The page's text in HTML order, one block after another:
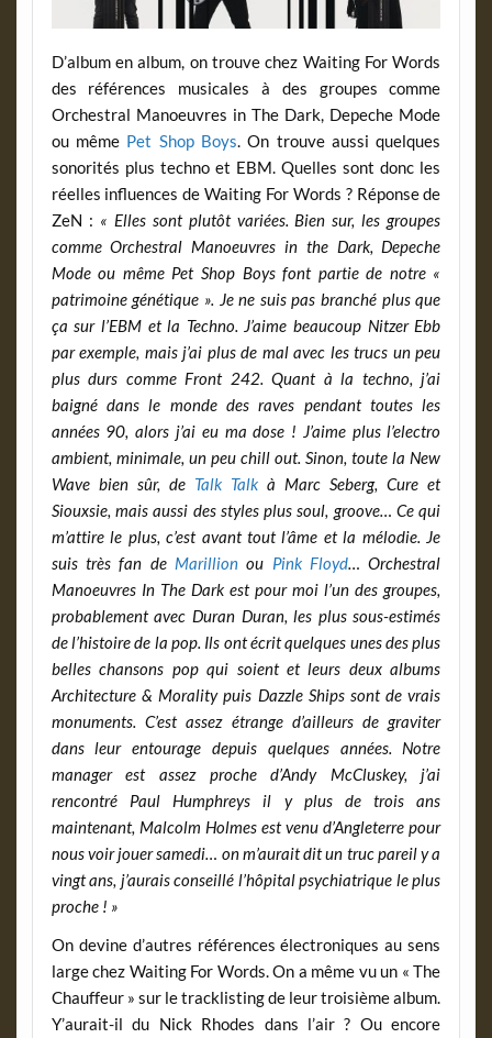
D’album en album, on trouve chez Waiting For Words
des références musicales à des groupes comme
Orchestral Manoeuvres in The Dark, Depeche Mode
ou même Pet Shop Boys . On trouve aussi quelques
sonorités plus techno et EBM. Quelles sont donc les
réelles influences de Waiting For Words ? Réponse de
ZeN : « Elles sont plutôt variées. Bien sur, les groupes
comme Orchestral Manoeuvres in the Dark, Depeche
Mode ou même Pet Shop Boys font partie de notre «
patrimoine génétique ». Je ne suis pas branché plus que
ça sur l’EBM et la Techno. J’aime beaucoup Nitzer Ebb
par exemple, mais j’ai plus de mal avec les trucs un peu
plus durs comme Front 242. Quant à la techno, j’ai
baigné dans le monde des raves pendant toutes les
années 90, alors j’ai eu ma dose ! J’aime plus l’electro
ambient, minimale, un peu chill out. Sinon, toute la New
Wave bien sûr, de Talk Talk à Marc Seberg, Cure et
Siouxsie, mais aussi des styles plus soul, groove… Ce qui
m’attire le plus, c’est avant tout l’âme et la mélodie. Je
suis très fan de Marillion ou Pink Floyd … Orchestral
Manoeuvres In The Dark est pour moi l’un des groupes,
probablement avec Duran Duran, les plus sous-estimés
de l’histoire de la pop. Ils ont écrit quelques unes des plus
belles chansons pop qui soient et leurs deux albums
Architecture & Morality puis Dazzle Ships sont de vrais
monuments. C’est assez étrange d’ailleurs de graviter
dans leur entourage depuis quelques années. Notre
manager est assez proche d’Andy McCluskey, j’ai
rencontré Paul Humphreys il y plus de trois ans
maintenant, Malcolm Holmes est venu d’Angleterre pour
nous voir jouer samedi… on m’aurait dit un truc pareil y a
vingt ans, j’aurais conseillé l’hôpital psychiatrique le plus
proche ! »
On devine d’autres références électroniques au sens
large chez Waiting For Words. On a même vu un « The
Chauffeur » sur le tracklisting de leur troisième album.
Y’aurait-il du Nick Rhodes dans l’air ? Ou encore